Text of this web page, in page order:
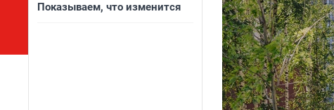
Показываем, что изменится